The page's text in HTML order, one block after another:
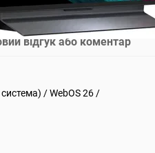
відгук або коментар
/ WebOS 26 /